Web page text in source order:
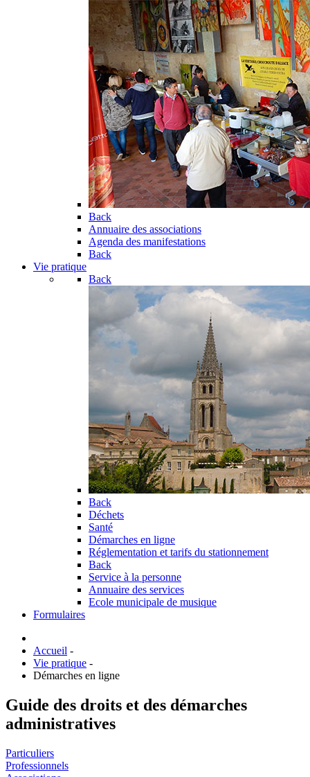
Back
Annuaire des associations
Agenda des manifestations
Back
Vie pratique
Back
Back
Déchets
Santé
Démarches en ligne
Réglementation et tarifs du stationnement
Back
Service à la personne
Annuaire des services
Ecole municipale de musique
Formulaires
Accueil -
Vie pratique -
Démarches en ligne
Guide des droits et des démarches
administratives
Particuliers
Professionnels